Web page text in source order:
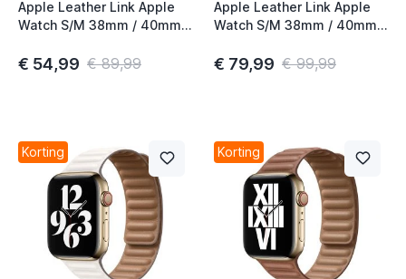
Apple Leather Link Apple
Watch S/M 38mm / 40mm /
€ 54,99 € 89,99
Apple Leather Link Apple
Watch S/M 38mm / 40mm /
Poppy
€ 79,99 € 99,99
Korting Korting